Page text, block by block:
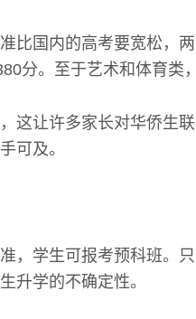
比国内的高考要宽松，
分。至于艺术和体育类
这让许多家长对华侨生
可及。
，学生可报考预科班。
升学的不确定性。